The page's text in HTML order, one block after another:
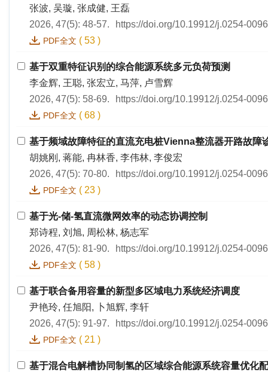
张波, 吴璇, 张成健, 王磊
2026, 47(5): 48-57.
https://doi.org/10.19912/j.0254-
PDF全文 ( 53 )
基于双重特征识别的综合能源系统多元负荷预测
李金辉, 王聪, 张宏立, 马萍, 卢雪辉
2026, 47(5): 58-69.
https://doi.org/10.19912/j.0254-
PDF全文 ( 68 )
基于频域故障特征的直流充电桩Vienna整流器开路故障
胡姚刚, 蒋能, 冉林香, 李伟林, 李俊宏
2026, 47(5): 70-80.
https://doi.org/10.19912/j.0254-
PDF全文 ( 23 )
基于光-储-氢直流微网效率的动态协调控制
郑诗程, 刘旭, 周松林, 杨志军
2026, 47(5): 81-90.
https://doi.org/10.19912/j.0254-
PDF全文 ( 58 )
基于联合备用容量的新型多区域电力系统经济调度
尹艳玲, 任旭阳, 卜旭辉, 李轩
2026, 47(5): 91-97.
https://doi.org/10.19912/j.0254-
PDF全文 ( 21 )
基于混合电解槽协同制氢的区域综合能源系统容量优化